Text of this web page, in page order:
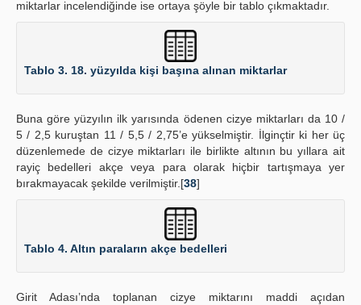
miktarlar incelendiğinde ise ortaya şöyle bir tablo çıkmaktadır.
Tablo 3. 18. yüzyılda kişi başına alınan miktarlar
Buna göre yüzyılın ilk yarısında ödenen cizye miktarları da 10 /
5 / 2,5 kuruştan 11 / 5,5 / 2,75’e yükselmiştir. İlginçtir ki her üç
düzenlemede de cizye miktarları ile birlikte altının bu yıllara ait
rayiç bedelleri akçe veya para olarak hiçbir tartışmaya yer
bırakmayacak şekilde verilmiştir.[38]
Tablo 4. Altın paraların akçe bedelleri
Girit Adası’nda toplanan cizye miktarını maddi açıdan